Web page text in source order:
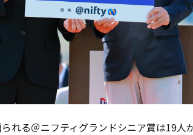
れる＠ニフティグランドシニア賞は19人